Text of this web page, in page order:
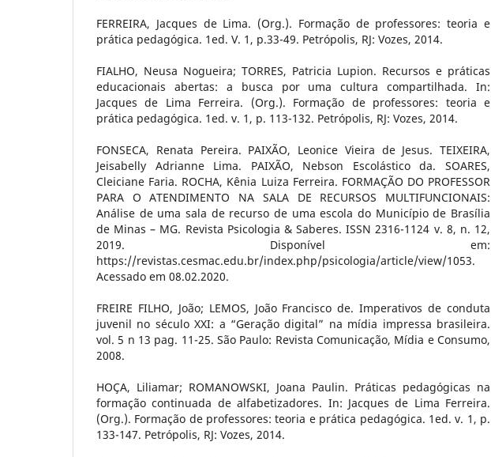
FERREIRA, Jacques de Lima. (Org.). Formação de professores: teoria e
prática pedagógica. 1ed. V. 1, p.33-49. Petrópolis, RJ: Vozes, 2014.
FIALHO, Neusa Nogueira; TORRES, Patricia Lupion. Recursos e práticas
educacionais abertas: a busca por uma cultura compartilhada. In:
Jacques de Lima Ferreira. (Org.). Formação de professores: teoria e
prática pedagógica. 1ed. v. 1, p. 113-132. Petrópolis, RJ: Vozes, 2014.
FONSECA, Renata Pereira. PAIXÃO, Leonice Vieira de Jesus. TEIXEIRA,
Jeisabelly Adrianne Lima. PAIXÃO, Nebson Escolástico da. SOARES,
Cleiciane Faria. ROCHA, Kênia Luiza Ferreira. FORMAÇÃO DO PROFESSOR
PARA O ATENDIMENTO NA SALA DE RECURSOS MULTIFUNCIONAIS:
Análise de uma sala de recurso de uma escola do Município de Brasília
de Minas – MG. Revista Psicologia & Saberes. ISSN 2316-1124 v. 8, n. 12,
2019. Disponível em:
https://revistas.cesmac.edu.br/index.php/psicologia/article/view/1053.
Acessado em 08.02.2020.
FREIRE FILHO, João; LEMOS, João Francisco de. Imperativos de conduta
juvenil no século XXI: a “Geração digital” na mídia impressa brasileira.
vol. 5 n 13 pag. 11-25. São Paulo: Revista Comunicação, Mídia e Consumo,
2008.
HOÇA, Liliamar; ROMANOWSKI, Joana Paulin. Práticas pedagógicas na
formação continuada de alfabetizadores. In: Jacques de Lima Ferreira.
(Org.). Formação de professores: teoria e prática pedagógica. 1ed. v. 1, p.
133-147. Petrópolis, RJ: Vozes, 2014.